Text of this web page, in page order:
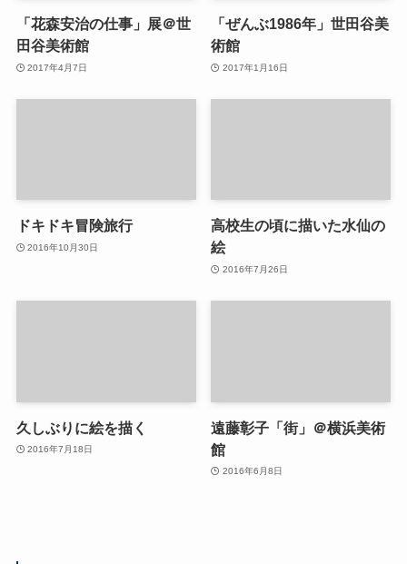
「花森安治の仕事」展＠世
田谷美術館
2017年4月7日
「ぜんぶ1986年」世田谷美
術館
2017年1月16日
ドキドキ冒険旅行
2016年10月30日
高校生の頃に描いた水仙の
絵
2016年7月26日
久しぶりに絵を描く
2016年7月18日
遠藤彰子「街」＠横浜美術
館
2016年6月8日